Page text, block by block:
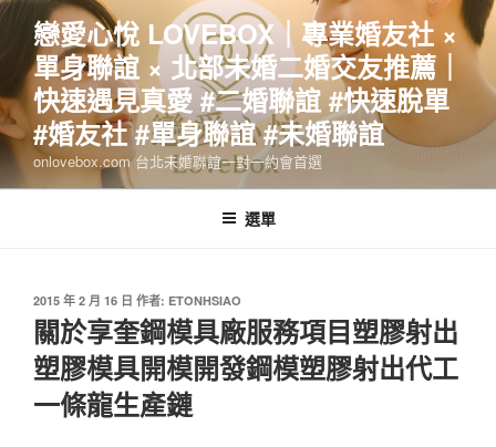
跳
主
要
內
容
戀愛心悅 LOVEBOX｜專業婚友社 ×
單身聯誼 × 北部未婚二婚交友推薦｜
快速遇見真愛 #二婚聯誼 #快速脫單
#婚友社 #單身聯誼 #未婚聯誼
onlovebox.com 台北未婚聯誼一對一約會首選
選單
發
佈
於
2015 年 2 月 16 日 作者: ETONHSIAO
關於享奎鋼模具廠服務項目塑膠射出
塑膠模具開模開發鋼模塑膠射出代工
一條龍生產鏈